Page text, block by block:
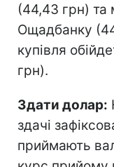
(44,43 грн) та
Ощадбанку
купівля
грн).
Здати долар:
здачі
приймають